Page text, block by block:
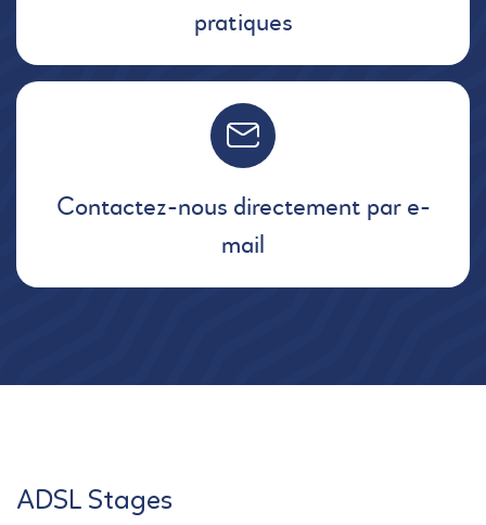
pratiques
Contactez-nous directement par e-
mail
ADSL Stages